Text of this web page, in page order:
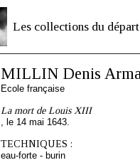
Les collections du
MILLIN Denis
Ecole française
La mort de Louis XIII
, le 14 mai 1643.
TECHNIQUES :
eau-forte - burin